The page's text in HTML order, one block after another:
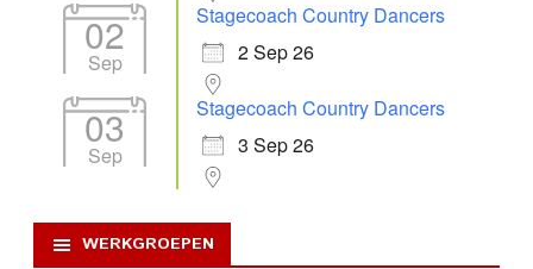
02
Sep
Stagecoach Country Dancers
2 Sep 26
03
Sep
Stagecoach Country Dancers
3 Sep 26
WERKGROEPEN